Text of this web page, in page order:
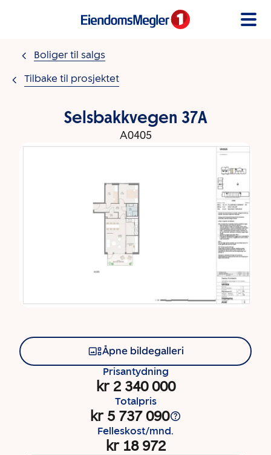
Boliger til salgs
Tilbake til prosjektet
Selsbakkvegen 37A
A0405
Åpne bildegalleri
Prisantydning
kr 2 340 000
Totalpris
kr 5 737 090
Felleskost/mnd.
kr 18 972